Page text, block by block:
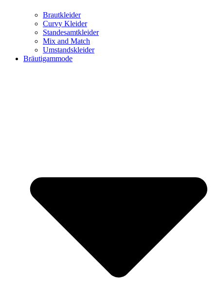
Brautkleider
Curvy Kleider
Standesamtkleider
Mix and Match
Umstandskleider
Bräutigammode